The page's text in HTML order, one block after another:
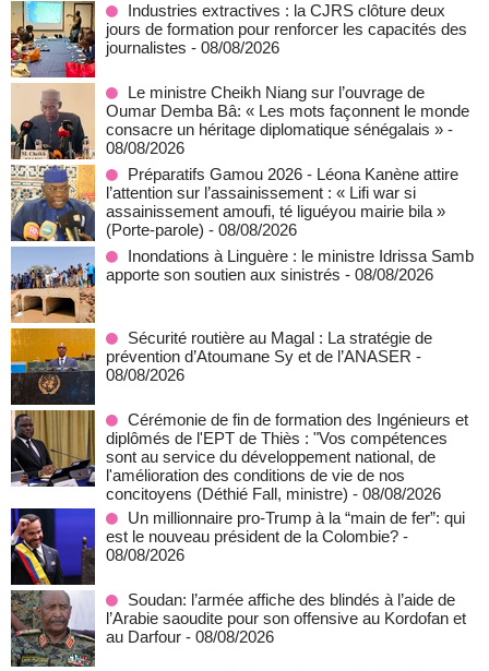
Industries extractives : la CJRS clôture deux
jours de formation pour renforcer les capacités des
journalistes - 08/08/2026
Le ministre Cheikh Niang sur l’ouvrage de
Oumar Demba Bâ: « Les mots façonnent le monde
consacre un héritage diplomatique sénégalais » -
08/08/2026
Préparatifs Gamou 2026 - Léona Kanène attire
l’attention sur l’assainissement : « Lifi war si
assainissement amoufi, té liguéyou mairie bila »
(Porte-parole) - 08/08/2026
Inondations à Linguère : le ministre Idrissa Samb
apporte son soutien aux sinistrés - 08/08/2026
Sécurité routière au Magal : La stratégie de
prévention d’Atoumane Sy et de l’ANASER -
08/08/2026
Cérémonie de fin de formation des Ingénieurs et
diplômés de l'EPT de Thiès : "Vos compétences
sont au service du développement national, de
l'amélioration des conditions de vie de nos
concitoyens (Déthié Fall, ministre) - 08/08/2026
Un millionnaire pro-Trump à la “main de fer”: qui
est le nouveau président de la Colombie? -
08/08/2026
Soudan: l’armée affiche des blindés à l’aide de
l’Arabie saoudite pour son offensive au Kordofan et
au Darfour - 08/08/2026